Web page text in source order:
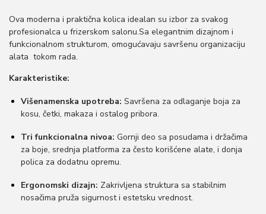
n
Ova moderna i praktična kolica idealan su izbor za svakog
profesionalca u frizerskom salonu.Sa elegantnim dizajnom i
funkcionalnom strukturom, omogućavaju savršenu organizaciju
alata tokom rada.
Karakteristike:
Višenamenska upotreba: Savršena za odlaganje boja za
kosu, četki, makaza i ostalog pribora.
Tri funkcionalna nivoa: Gornji deo sa posudama i držačima
za boje, srednja platforma za često korišćene alate, i donja
polica za dodatnu opremu.
Ergonomski dizajn: Zakrivljena struktura sa stabilnim
nosačima pruža sigurnost i estetsku vrednost.